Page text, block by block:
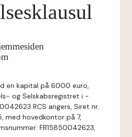
en kapital på 6000 euro,
og Selskabsregistret i -
RCS angers, Siret nr.
med hovedkontor på 7,
FR15850042623,